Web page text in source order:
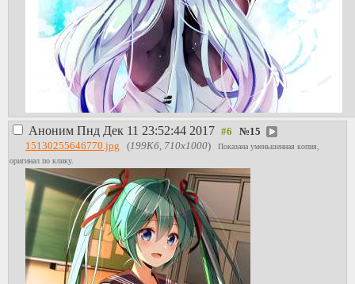
Аноним Пнд Дек 11 23:52:44 2017 №15
15130255646770.jpg (199Кб, 710x1000)
Показана уменьшенная копия,
оригинал по клику.